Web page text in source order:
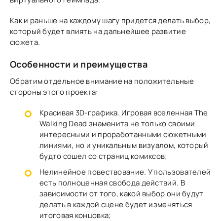
Как и раньше на каждому шагу придется делать выбор,
который будет влиять на дальнейшее развитие
сюжета.
Особенности и преимущества
Обратим отдельное внимание на положительные
стороны этого проекта:
Красивая 3D-графика. Игровая вселенная The
Walking Dead знаменита не только своими
интересными и проработанными сюжетными
линиями, но и уникальным визуалом, который
будто сошел со страниц комиксов;
Нелинейное повествование. У пользователей
есть полноценная свобода действий. В
зависимости от того, какой выбор они будут
делать в каждой сцене будет изменяться
итоговая концовка;